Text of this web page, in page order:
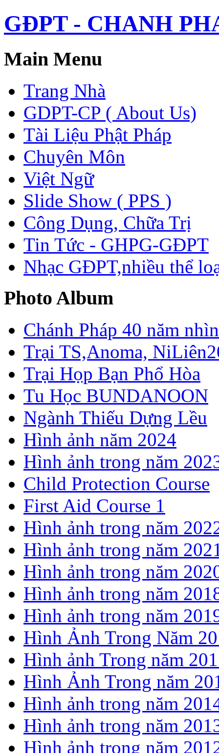
GĐPT - CHANH
Main Menu
Trang Nhà
GDPT-CP ( About Us)
Tài Liệu Phật Pháp
Chuyên Môn
Việt Ngữ
Slide Show ( PPS )
Công Dụng, Chữa Trị
Tin Tức - GHPG-GĐPT
Nhạc GĐPT,nhiều thể
Photo Album
Chánh Pháp 40 năm
Trại TS,Anoma,
Trại Họp Bạn Phổ Hòa
Tu Học BUNDANOON
Ngành Thiếu Dựng Lều
Hình ảnh năm 2024
Hình ảnh trong năm
Child Protection Course
First Aid Course 1
Hình ảnh trong năm
Hình ảnh trong năm
Hình ảnh trong năm
Hình ảnh trong năm
Hình ảnh trong năm
Hình Ảnh Trong Năm
Hình ảnh Trong năm
Hình Ảnh Trong năm
Hình ảnh trong năm
Hình ảnh trong năm
Hình ảnh trong năm